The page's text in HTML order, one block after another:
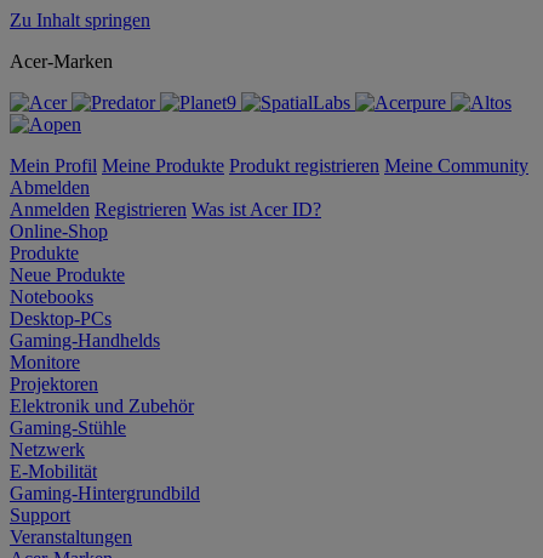
Zu Inhalt springen
Acer-Marken
Mein Profil Meine Produkte Produkt registrieren Meine Community
Abmelden
Anmelden Registrieren Was ist Acer ID?
Online-Shop
Produkte
Neue Produkte
Notebooks
Desktop-PCs
Gaming-Handhelds
Monitore
Projektoren
Elektronik und Zubehör
Gaming-Stühle
Netzwerk
E-Mobilität
Gaming-Hintergrundbild
Support
Veranstaltungen